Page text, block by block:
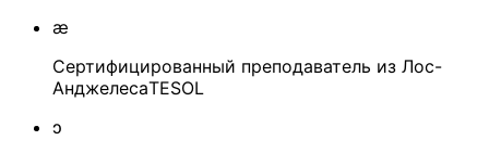
æ
Сертифицированный преподаватель из Лос-
АнджелесаTESOL
ɔ